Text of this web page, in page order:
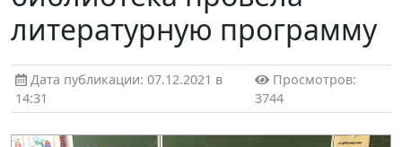
литературную программу
Дата публикации: 07.12.2021 в
14:31
Просмотров:
3744